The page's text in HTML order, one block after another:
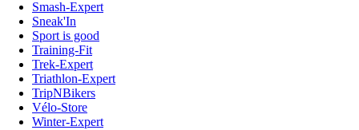
Smash-Expert
Sneak'In
Sport is good
Training-Fit
Trek-Expert
Triathlon-Expert
TripNBikers
Vélo-Store
Winter-Expert